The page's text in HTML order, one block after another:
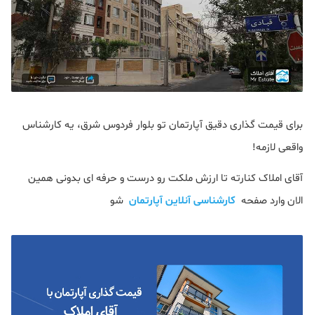
برای قیمت گذاری دقیق آپارتمان تو بلوار فردوس شرق، یه کارشناس
واقعی لازمه!
آقای املاک کنارته تا ارزش ملکت رو درست و حرفه ای بدونی همین
الان وارد صفحه کارشناسی آنلاین آپارتمان شو